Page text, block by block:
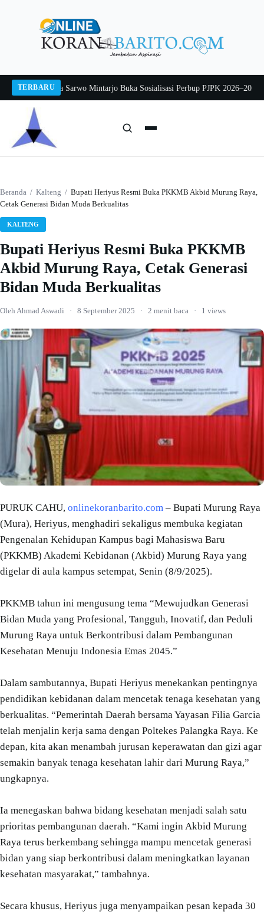
TERBARU
Pj Sekda Sarwo Mintarjo Buka Sosialisasi Perbup PJPK 2026–2030
Beranda / Kalteng / Bupati Heriyus Resmi Buka PKKMB Akbid Murung Raya,
Cetak Generasi Bidan Muda Berkualitas
KALTENG
Bupati Heriyus Resmi Buka PKKMB
Akbid Murung Raya, Cetak Generasi
Bidan Muda Berkualitas
Oleh Ahmad Aswadi · 8 September 2025 · 2 menit baca · 1 views
PURUK CAHU, onlinekoranbarito.com – Bupati Murung Raya
(Mura), Heriyus, menghadiri sekaligus membuka kegiatan
Pengenalan Kehidupan Kampus bagi Mahasiswa Baru
(PKKMB) Akademi Kebidanan (Akbid) Murung Raya yang
digelar di aula kampus setempat, Senin (8/9/2025).
PKKMB tahun ini mengusung tema “Mewujudkan Generasi
Bidan Muda yang Profesional, Tangguh, Inovatif, dan Peduli
Murung Raya untuk Berkontribusi dalam Pembangunan
Kesehatan Menuju Indonesia Emas 2045.”
Dalam sambutannya, Bupati Heriyus menekankan pentingnya
pendidikan kebidanan dalam mencetak tenaga kesehatan yang
berkualitas. “Pemerintah Daerah bersama Yayasan Filia Garcia
telah menjalin kerja sama dengan Poltekes Palangka Raya. Ke
depan, kita akan menambah jurusan keperawatan dan gizi agar
semakin banyak tenaga kesehatan lahir dari Murung Raya,”
ungkapnya.
Ia menegaskan bahwa bidang kesehatan menjadi salah satu
prioritas pembangunan daerah. “Kami ingin Akbid Murung
Raya terus berkembang sehingga mampu mencetak generasi
bidan yang siap berkontribusi dalam meningkatkan layanan
kesehatan masyarakat,” tambahnya.
Secara khusus, Heriyus juga menyampaikan pesan kepada 30